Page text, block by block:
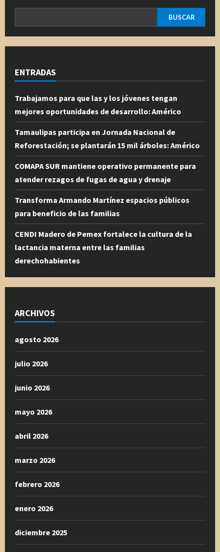
BUSCAR
ENTRADAS
Trabajamos para que las y los jóvenes tengan
mejores oportunidades de desarrollo: Américo
Tamaulipas participa en Jornada Nacional de
Reforestación; se plantarán 15 mil árboles: Américo
COMAPA SUR mantiene operativo permanente para
atender rezagos de fugas de agua y drenaje
Transforma Armando Martínez espacios públicos
para beneficio de las familias
CENDI Madero de Pemex fortalece la cultura de la
lactancia materna entre las familias
derechohabientes
ARCHIVOS
agosto 2026
julio 2026
junio 2026
mayo 2026
abril 2026
marzo 2026
febrero 2026
enero 2026
diciembre 2025